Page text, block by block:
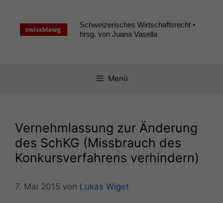
springen
Schweizerisches Wirtschaftsrecht •
hrsg. von Juana Vasella
Menü
Vernehmlassung zur Änderung
des SchKG (Missbrauch des
Konkursverfahrens verhindern)
7. Mai 2015 von Lukas Wiget